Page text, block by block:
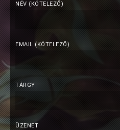
NÉV (KÖTELEZŐ)
EMAIL (KÖTELEZŐ)
TÁRGY
ÜZENET